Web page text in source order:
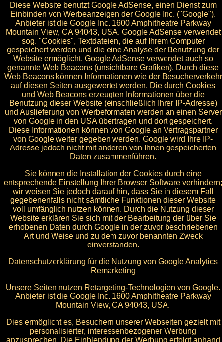
Diese Website benutzt Google AdSense, einen Dienst zum
Einbinden von Werbeanzeigen der Google Inc. ("Google").
Anbieter ist die Google Inc. 1600 Amphitheatre Parkway
Mountain View, CA 94043, USA. Google AdSense verwendet
sog. "Cookies", Textdateien, die auf Ihrem Computer
gespeichert werden und die eine Analyse der Benutzung der
Website ermöglicht. Google AdSense verwendet auch so
genannte Web Beacons (unsichtbare Grafiken). Durch diese
Web Beacons können Informationen wie der Besucherverkehr
auf diesen Seiten ausgewertet werden. Die durch Cookies
und Web Beacons erzeugten Informationen über die
Benutzung dieser Website (einschließlich Ihrer IP-Adresse)
und Auslieferung von Werbeformaten werden an einen Server
von Google in den USA übertragen und dort gespeichert.
Diese Informationen können von Google an Vertragspartner
von Google weiter gegeben werden. Google wird Ihre IP-
Adresse jedoch nicht mit anderen von Ihnen gespeicherten
Daten zusammenführen.
Sie können die Installation der Cookies durch eine
entsprechende Einstellung Ihrer Browser Software verhindern;
wir weisen Sie jedoch darauf hin, dass Sie in diesem Fall
gegebenenfalls nicht sämtliche Funktionen dieser Website
voll umfänglich nutzen können. Durch die Nutzung dieser
Website erklären Sie sich mit der Bearbeitung der über Sie
erhobenen Daten durch Google in der zuvor beschriebenen
Art und Weise und zu dem zuvor benannten Zweck
einverstanden.
Datenschutzerklärung für die Nutzung von Google Analytics
Remarketing
Unsere Seiten nutzen Retargeting-Technologien von Google.
Anbieter ist die Google Inc. 1600 Amphitheatre Parkway
Mountain View, CA 94043, USA.
Dies ermöglicht es, Besuchern unserer Webseiten gezielt mit
personalisierter, interessenbezogener Werbung
anzusprechen. Die Einblendung der Werbung erfolgt anhand